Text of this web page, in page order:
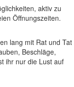
aktiv zu
Öffnungszeiten.
lang mit Rat und Tat
Beschläge,
ihr nur die Lust auf